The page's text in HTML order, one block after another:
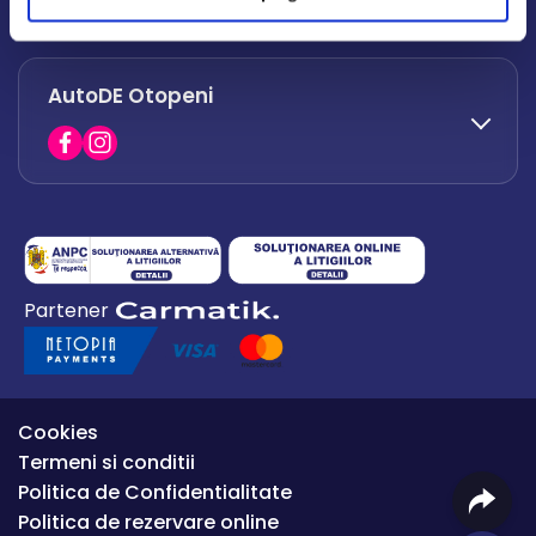
office.afumati@autode.ro
0730 063 852
0730 063 851
AutoDE Otopeni
0754 649 360
office.premium@autode.ro
Partener
Cookies
Termeni si conditii
Politica de Confidentialitate
Politica de rezervare online